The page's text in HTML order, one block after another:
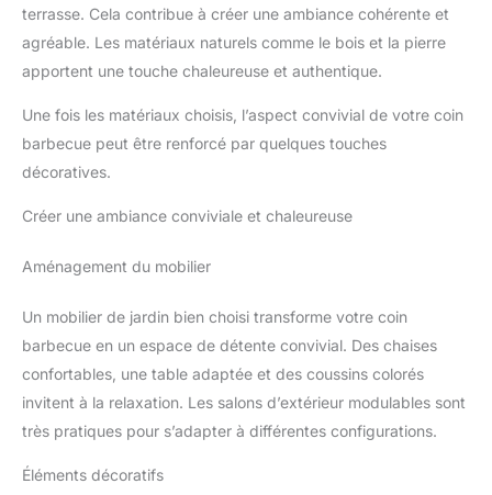
terrasse. Cela contribue à créer une ambiance cohérente et
agréable. Les matériaux naturels comme le bois et la pierre
apportent une touche chaleureuse et authentique.
Une fois les matériaux choisis, l’aspect convivial de votre coin
barbecue peut être renforcé par quelques touches
décoratives.
Créer une ambiance conviviale et chaleureuse
Aménagement du mobilier
Un mobilier de jardin bien choisi transforme votre coin
barbecue en un espace de détente convivial. Des chaises
confortables, une table adaptée et des coussins colorés
invitent à la relaxation. Les salons d’extérieur modulables sont
très pratiques pour s’adapter à différentes configurations.
Éléments décoratifs